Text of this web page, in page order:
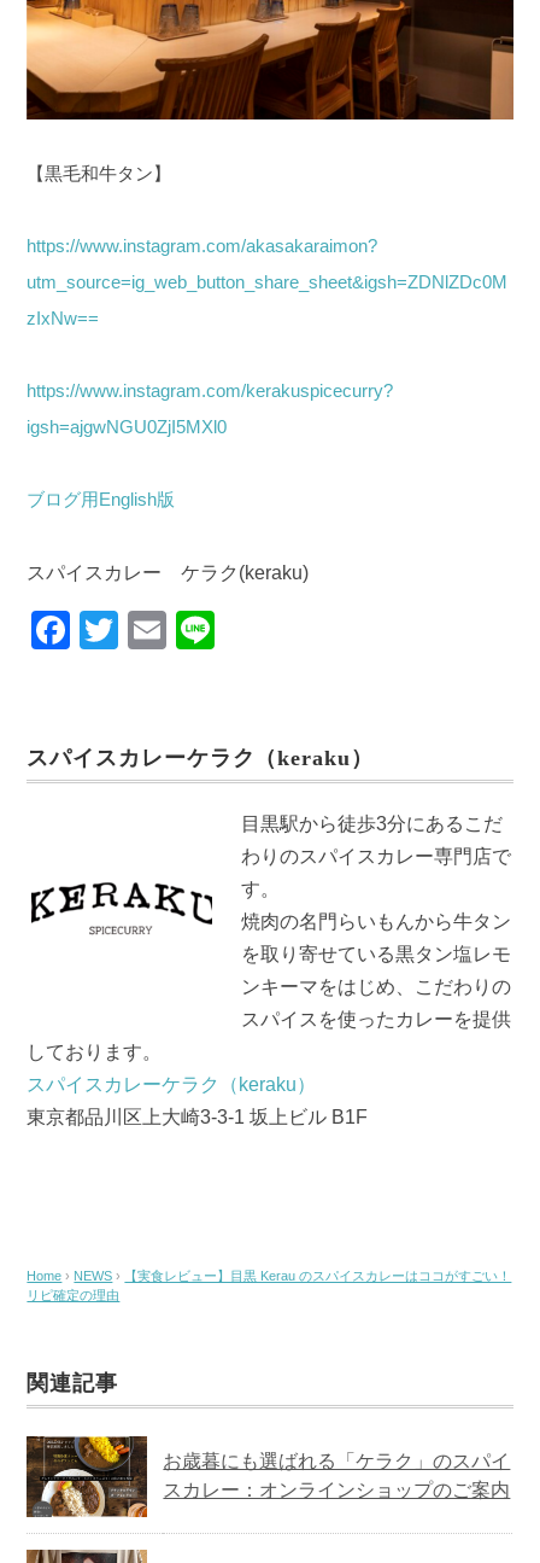
【黒毛和牛タン】
https://www.instagram.com/akasakaraimon?
utm_source=ig_web_button_share_sheet&igsh=ZDNlZDc0M
zIxNw==
https://www.instagram.com/kerakuspicecurry?
igsh=ajgwNGU0ZjI5MXl0
ブログ用English版
スパイスカレー ケラク(keraku)
F
e
b
k
T
er
E
スパイスカレーケラク（keraku）
目黒駅から徒歩3分にあるこだ
わりのスパイスカレー専門店で
す。
焼肉の名門らいもんから牛タン
を取り寄せている黒タン塩レモ
ンキーマをはじめ、こだわりの
スパイスを使ったカレーを提供
しております。
スパイスカレーケラク（keraku）
東京都品川区上大崎3-3-1 坂上ビル B1F
Home › NEWS ›
【実食レビュー】目黒 Kerau のスパイスカレーはココがすごい！
リピ確定の理由
関連記事
お歳暮にも選ばれる「ケラク」のスパイ
スカレー：オンラインショップのご案内